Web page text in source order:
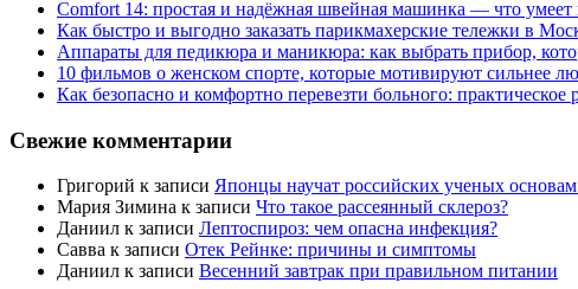
Comfort 14: простая и надёжная швейная машинка — что умеет
Как быстро и выгодно заказать парикмахерские тележки в
Аппараты для педикюра и маникюра: как выбрать прибор,
10 фильмов о женском спорте, которые мотивируют сильнее
Как безопасно и комфортно перевезти больного:
Свежие комментарии
Григорий к записи Японцы научат российских ученых
Мария Зимина к записи Что такое рассеянный склероз?
Даниил к записи Лептоспироз: чем опасна инфекция?
Савва к записи Отек Рейнке: причины и симптомы
Даниил к записи Весенний завтрак при правильном питании